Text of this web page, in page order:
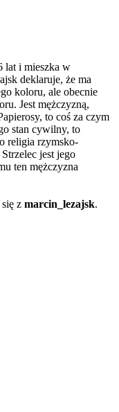
lat i mieszka w
deklaruje, że ma
koloru, ale obecnie
Jest mężczyzną,
to coś za czym
stan cywilny, to
religia rzymsko-
jest jego
ten mężczyzna
z marcin_lezajsk.